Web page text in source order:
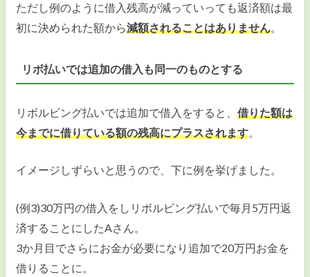
ただし例のように借入残高が減っていっても返済額は最
初に決められた額から減額されることはありません。
リボ払いでは追加の借入も同一のものとする
リボルビング払いでは追加で借入をすると、借りた額は
今までに借りている額の残高にプラスされます
イメージしずらいと思うので、下に例を挙げました。
(例3)30万円の借入をしリボルビング払いで毎月5万円返
済することにしたAさん。
3か月目でさらにお金が必要になり追加で20万円お金を
借りることに。